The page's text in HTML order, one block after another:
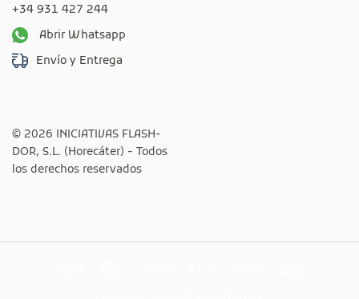
+34 931 427 244
Abrir Whatsapp
Envío y Entrega
© 2026 INICIATIVAS FLASH-
DOR, S.L. (Horecáter) - Todos
los derechos reservados